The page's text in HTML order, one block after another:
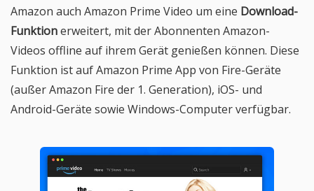
Amazon auch Amazon Prime Video um eine Download-
Funktionerweitert, mit der Abonnenten Amazon-
Videos offline auf ihrem Gerät genießen können. Diese
Funktion ist auf Amazon Prime App von Fire-Geräte
(außer Amazon Fire der 1. Generation), iOS- und
Android-Geräte sowie Windows-Computer verfügbar.